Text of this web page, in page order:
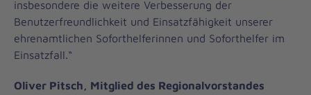
insbesondere die weitere Verbesserung der
Benutzerfreundlichkeit und Einsatzfähigkeit unserer
ehrenamtlichen Soforthelferinnen und Soforthelfer im
Einsatzfall.“
Oliver Pitsch, Mitglied des Regionalvorstandes